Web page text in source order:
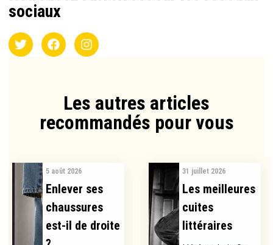
sociaux
Les autres articles
recommandés pour vous​
5 août 2026
Enlever ses
chaussures
est-il de droite
31 juillet 2026
Les meilleures
cuites
littéraires